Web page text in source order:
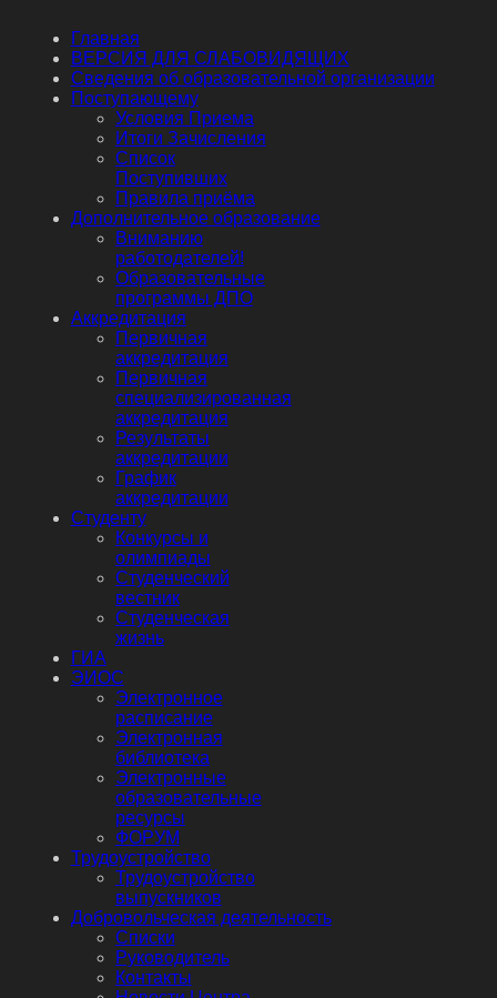
Главная
ВЕРСИЯ ДЛЯ СЛАБОВИДЯЩИХ
Сведения об образовательной организации
Поступающему
Условия Приема
Итоги Зачисления
Список
Поступивших
Правила приёма
Дополнительное образование
Вниманию
работодателей!
Образовательные
программы ДПО
Аккредитация
Первичная
аккредитация
Первичная
специализированная
аккредитация
Результаты
аккредитации
График
аккредитации
Студенту
Конкурсы и
олимпиады
Студенческий
вестник
Студенческая
жизнь
ГИА
ЭИОС
Электронное
расписание
Электронная
библиотека
Электронные
образовательные
ресурсы
ФОРУМ
Трудоустройство
Трудоустройство
выпускников
Добровольческая деятельность
Списки
Руководитель
Контакты